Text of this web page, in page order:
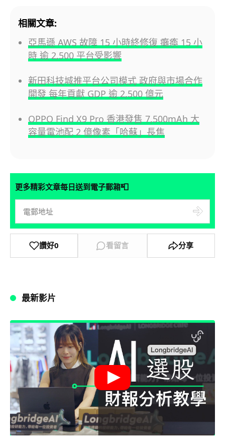
相關文章:
亞馬遜 AWS 故障 15 小時終修復 癱瘓 15 小
時 逾 2,500 平台受影響
新田科技城推平台公司模式 政府與市場合作
開發 每年貢獻 GDP 逾 2,500 億元
OPPO Find X9 Pro 香港發售 7,500mAh 大
容量電池配 2 億像素「哈蘇」長焦
更多精彩文章每日送到電子郵箱📮
讚好0 看留言 分享
最新影片